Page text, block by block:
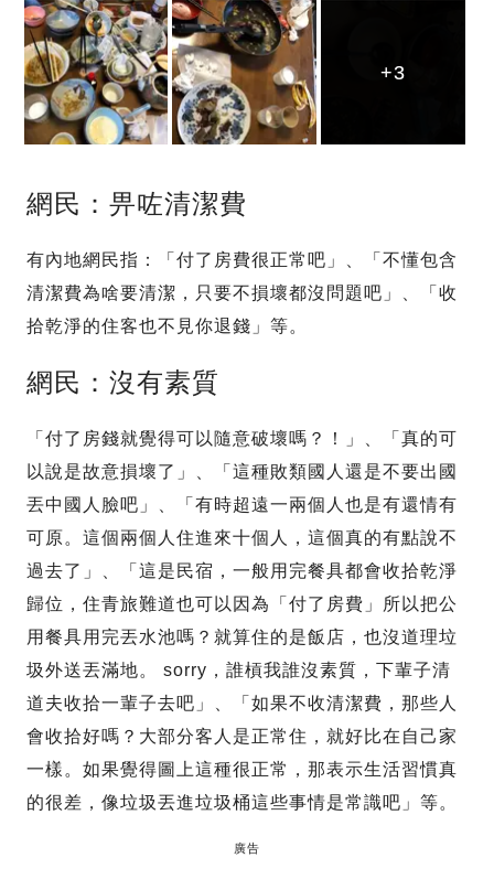
+3
+3
+3
網民：畀咗清潔費
有內地網民指：「付了房費很正常吧」、「不懂包含
清潔費為啥要清潔，只要不損壞都沒問題吧」、「收
拾乾淨的住客也不見你退錢」等。
網民：沒有素質
「付了房錢就覺得可以隨意破壞嗎？！」、「真的可
以說是故意損壞了」、「這種敗類國人還是不要出國
丟中國人臉吧」、「有時超遠一兩個人也是有還情有
可原。這個兩個人住進來十個人，這個真的有點說不
過去了」、「這是民宿，一般用完餐具都會收拾乾淨
歸位，住青旅難道也可以因為「付了房費」所以把公
用餐具用完丟水池嗎？就算住的是飯店，也沒道理垃
圾外送丟滿地。 sorry，誰槓我誰沒素質，下輩子清
道夫收拾一輩子去吧」、「如果不收清潔費，那些人
會收拾好嗎？大部分客人是正常住，就好比在自己家
一樣。如果覺得圖上這種很正常，那表示生活習慣真
的很差，像垃圾丟進垃圾桶這些事情是常識吧」等。
廣告